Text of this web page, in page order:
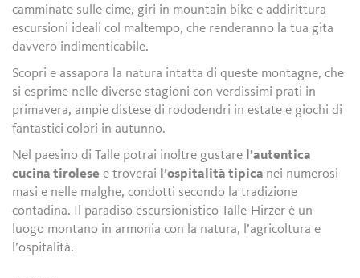
camminate sulle cime, giri in mountain bike e addirittura
escursioni ideali col maltempo, che renderanno la tua gita
davvero indimenticabile.
Scopri e assapora la natura intatta di queste montagne, che
si esprime nelle diverse stagioni con verdissimi prati in
primavera, ampie distese di rododendri in estate e giochi di
fantastici colori in autunno.
Nel paesino di Talle potrai inoltre gustare l’autentica
cucina tirolese e troverai l’ospitalità tipica nei numerosi
masi e nelle malghe, condotti secondo la tradizione
contadina. Il paradiso escursionistico Talle-Hirzer è un
luogo montano in armonia con la natura, l’agricoltura e
l’ospitalità.